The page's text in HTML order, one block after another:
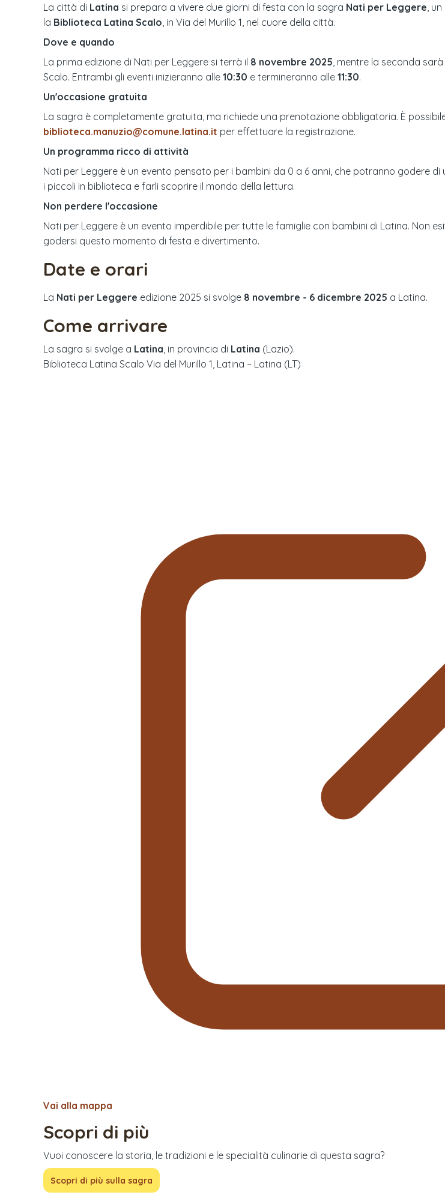
La città di Latina si prepara a vivere due giorni di festa con la sagra Nati per Leggere ,
la Biblioteca Latina Scalo , in Via del Murillo 1, nel cuore della città.
Dove e quando
La prima edizione di Nati per Leggere si terrà il 8 novembre 2025 , mentre la seconda
Scalo. Entrambi gli eventi inizieranno alle 10:30 e termineranno alle 11:30.
Un'occasione gratuita
La sagra è completamente gratuita, ma richiede una prenotazione obbligatoria. È
biblioteca.manuzio@comune.latina.it per effettuare la registrazione.
Un programma ricco di attività
Nati per Leggere è un evento pensato per i bambini da 0 a 6 anni, che potranno godere
i piccoli in biblioteca e farli scoprire il mondo della lettura.
Non perdere l'occasione
Nati per Leggere è un evento imperdibile per tutte le famiglie con bambini di Latina. Non
godersi questo momento di festa e divertimento.
Date e orari
La Nati per Leggere edizione 2025 si svolge 8 novembre - 6 dicembre 2025 a Latina.
Come arrivare
La sagra si svolge a Latina , in provincia di Latina (Lazio).
Biblioteca Latina Scalo Via del Murillo 1, Latina – Latina (LT)
Vai alla mappa
Scopri di più
Vuoi conoscere la storia, le tradizioni e le specialità culinarie di questa sagra?
Scopri di più sulla sagra